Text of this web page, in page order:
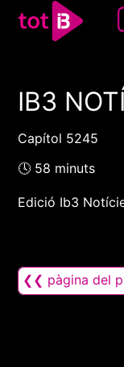
00:00
IB3
Capítol 5245
🕓 58 minuts
Edició Ib3
❮❮ pàgina del